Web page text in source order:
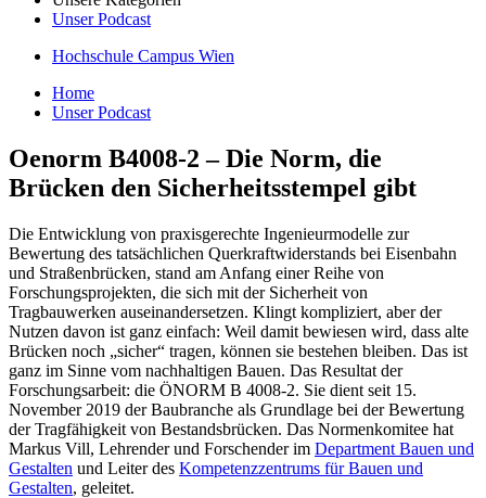
Unser Podcast
Hochschule Campus Wien
Home
Unser Podcast
Oenorm B4008-2 – Die Norm, die
Brücken den Sicherheitsstempel gibt
Die Entwicklung von praxisgerechte Ingenieurmodelle zur
Bewertung des tatsächlichen Querkraftwiderstands bei Eisenbahn
und Straßenbrücken, stand am Anfang einer Reihe von
Forschungsprojekten, die sich mit der Sicherheit von
Tragbauwerken auseinandersetzen. Klingt kompliziert, aber der
Nutzen davon ist ganz einfach: Weil damit bewiesen wird, dass alte
Brücken noch „sicher“ tragen, können sie bestehen bleiben. Das ist
ganz im Sinne vom nachhaltigen Bauen. Das Resultat der
Forschungsarbeit: die ÖNORM B 4008-2. Sie dient seit 15.
November 2019 der Baubranche als Grundlage bei der Bewertung
der Tragfähigkeit von Bestandsbrücken. Das Normenkomitee hat
Markus Vill, Lehrender und Forschender im Department Bauen und
Gestalten und Leiter des Kompetenzzentrums für Bauen und
Gestalten, geleitet.